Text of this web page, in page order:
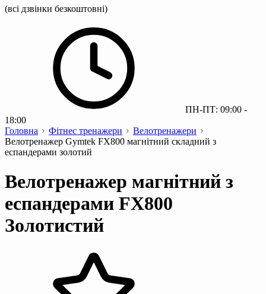
(всі дзвінки безкоштовні)
ПН-ПТ: 09:00 -
18:00
Головна
Фітнес тренажери
Велотренажери
Велотренажер Gymtek FX800 магнітний складний з
еспандерами золотий
Велотренажер магнітний з
еспандерами FX800
Золотистий